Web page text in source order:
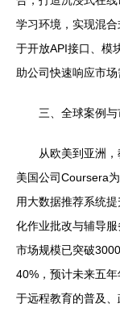
学习环境，实现混
于开放API接口、模
助公司快速响应市场
三、全球案例
从欧美到亚洲
美国公司Coursera
用大数据推荐系统
化作业批改与辅导
市场规模已突破
40%，预计未来五
于远程教育的普及、